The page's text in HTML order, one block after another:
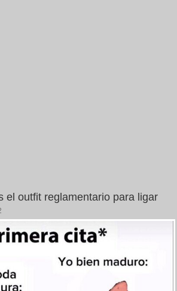
el outfit reglamentario para ligar